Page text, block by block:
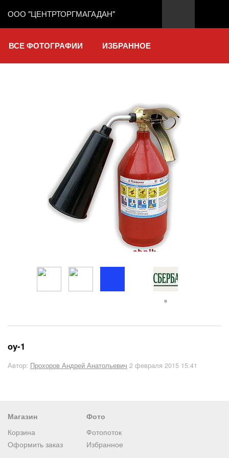
ООО "ЦЕНТРТОРГМАГАДАН"
ВСЕ ФОТОГРАФИИ ИЗБРАННОЕ
oy-1
Автор: Прохоров Андрей Анатольевич 2 февраля 2015 15:41
Магазин
Корзина
Оформить заказ
Фото
Фотопоток
Избранное